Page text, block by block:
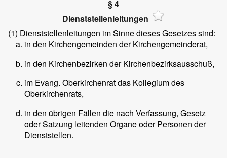
§ 4
Dienststellenleitungen
(1) Dienststellenleitungen im Sinne dieses Gesetzes sind:
in den Kirchengemeinden der Kirchengemeinderat,
in den Kirchenbezirken der Kirchenbezirksausschuß,
im Evang. Oberkirchenrat das Kollegium des
Oberkirchenrats,
in den übrigen Fällen die nach Verfassung, Gesetz
oder Satzung leitenden Organe oder Personen der
Dienststellen.